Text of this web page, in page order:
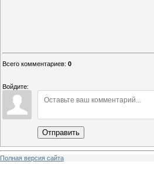
Всего комментариев: 0
Войдите:
Отправить
Полная версия сайта